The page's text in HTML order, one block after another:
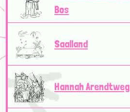
Bos
Saalland
Hannah Arendtweg